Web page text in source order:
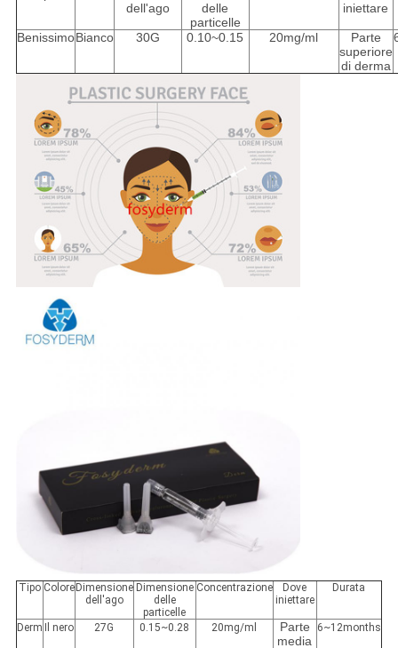
dell'ago
delle
particelle
iniettare
BenissimoBianco 30G 0.10~0.15 20mg/ml
Parte
superiore
di derma
Tipo Colore Dimensione
dell'ago
Dimensione
delle
particelle
Concentrazione
Dove
iniettare
Durata
Derm Il nero 27G 0.15~0.28 20mg/ml
Parte
media
6~12months